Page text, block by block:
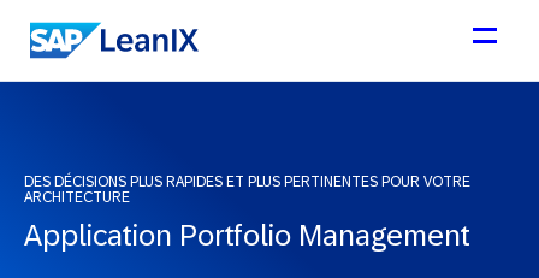
DES DÉCISIONS PLUS RAPIDES ET PLUS PERTINENTES POUR VOTRE
ARCHITECTURE
Application Portfolio Management